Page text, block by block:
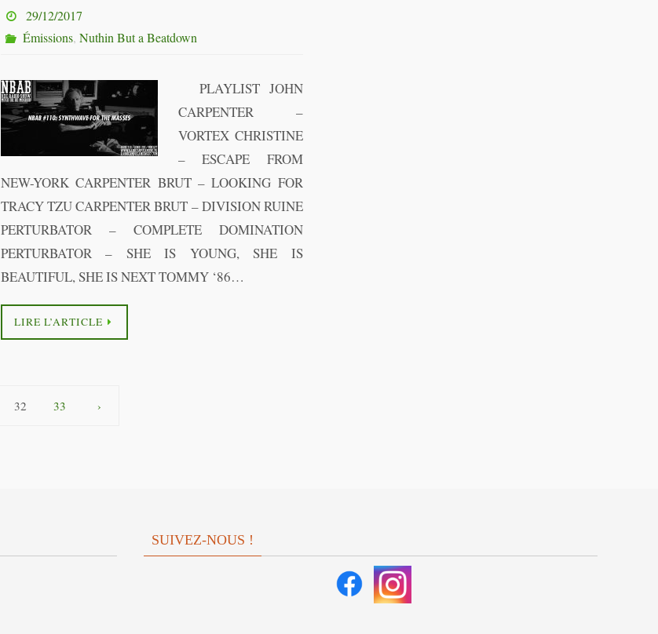
29/12/2017
Émissions,Nuthin But a Beatdown
PLAYLIST JOHN
CARPENTER –
VORTEX CHRISTINE
– ESCAPE FROM
NEW-YORK CARPENTER BRUT – LOOKING FOR
TRACY TZU CARPENTER BRUT – DIVISION RUINE
PERTURBATOR – COMPLETE DOMINATION
PERTURBATOR – SHE IS YOUNG, SHE IS
BEAUTIFUL, SHE IS NEXT TOMMY ‘86…
LIRE L’ARTICLE
32 33 ›
SUIVEZ-NOUS !